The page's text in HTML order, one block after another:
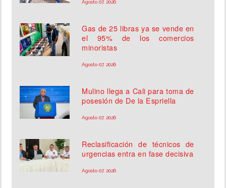
Agosto 07, 2026
Gas de 25 libras ya se vende en
el 95% de los comercios
minoristas
Agosto 07, 2026
Mulino llega a Cali para toma de
posesión de De la Espriella
Agosto 07, 2026
Reclasificación de técnicos de
urgencias entra en fase decisiva
Agosto 07, 2026